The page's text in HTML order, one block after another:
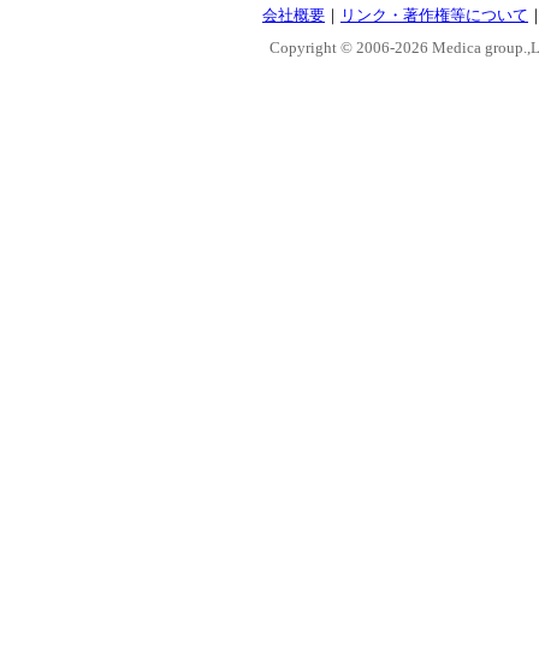
会社概要 ｜ リンク・著作権等について
Copyright © 2006-2026 Medica